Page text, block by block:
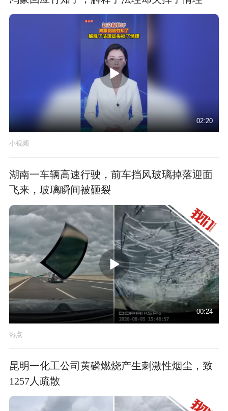
02:20
小视频
湖南一车辆高速行驶，前车挡风玻璃掉落迎面
飞来，玻璃瞬间被砸裂
00:24
热点
昆明一化工公司黄磷燃烧产生刺激性烟尘，致
1257人疏散